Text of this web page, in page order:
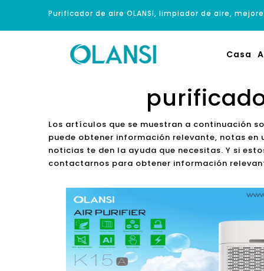
Purificador de aire OLANSI, limpiador de aire,
Casa
Los artículos que se muestran a continuación
puede obtener información relevante, notas
noticias te den la ayuda que necesitas. Y si
contactarnos para obtener información